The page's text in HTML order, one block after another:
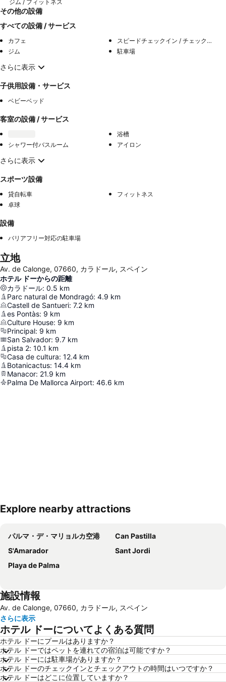
ジム / フィットネス
その他の設備
すべての設備 / サービス
カフェ
スピードチェックイン / チェックアウト
ジム
駐車場
さらに表示
子供用設備・サービス
ベビーベッド
客室の設備 / サービス
浴槽
シャワー付バスルーム
アイロン
さらに表示
スポーツ設備
貸自転車
フィットネス
卓球
設備
バリアフリー対応の駐車場
立地
Av. de Calonge, 07660, カラドール, スペイン
ホテル ドーからの距離
カラドール: 0.5 km
Parc natural de Mondragó: 4.9 km
Castell de Santueri: 7.2 km
es Pontàs: 9 km
Culture House: 9 km
Principal: 9 km
San Salvador: 9.7 km
pista 2: 10.1 km
Casa de cultura: 12.4 km
Botanicactus: 14.4 km
Manacor: 21.9 km
Palma De Mallorca Airport: 46.6 km
地図を拡大
Explore nearby attractions
パルマ・デ・マリョルカ空港
Can Pastilla
S'Amarador
Sant Jordi
Playa de Palma
施設情報
Av. de Calonge, 07660, カラドール, スペイン
さらに表示
ホテル ドーについてよくある質問
ホテル ドーにプールはありますか？
ホテル ドーではペットを連れての宿泊は可能ですか？
ホテル ドーには駐車場がありますか？
ホテル ドーのチェックインとチェックアウトの時間はいつですか？
ホテル ドーはどこに位置していますか？